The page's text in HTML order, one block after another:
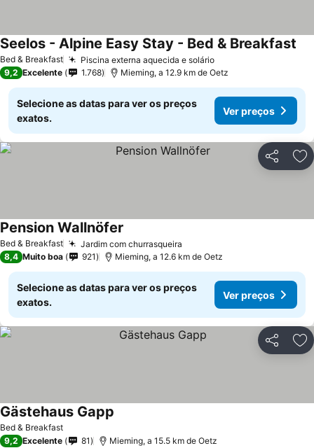
Bed & Breakfast Piscina externa aquecida e solário
Seelos - Alpine Easy Stay - Bed & Breakfast
9,2 Excelente 1.768 Mieming, a 12.9 km de Oetz
Selecione as datas para ver os preços
exatos.
Ver preços
Partilhar
Bed & Breakfast Jardim com churrasqueira
Pension Wallnöfer
8,4 Muito boa 921 Mieming, a 12.6 km de Oetz
Selecione as datas para ver os preços
exatos.
Ver preços
Partilhar
Bed & Breakfast
Gästehaus Gapp
9,2 Excelente 81 Mieming, a 15.5 km de Oetz